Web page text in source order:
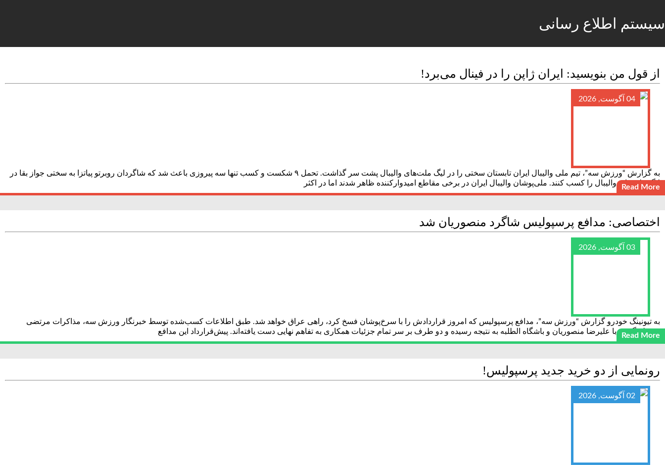
سیستم اطلاع رسانی
از قول من بنویسید: ایران ژاپن را در فینال می‌برد!
04 آگوست, 2026
به گزارش “ورزش سه”، تیم ملی والیبال ایران تابستان سختی را در لیگ ملت‌های والیبال پشت سر گذاشت. تحمل ٩ شکست و کسب تنها سه پیروزی باعث شد که شاگردان روبرتو پیاتزا به سختی جواز بقا در
لیگ ملت‌های والیبال را کسب کنند. ملی‌پوشان والیبال ایران در برخی مقاطع امیدوارکننده ظاهر شدند اما در اکثر
Read More
اختصاصی: مدافع پرسپولیس شاگرد منصوریان شد
03 آگوست, 2026
به تیونینگ خودرو گزارش “ورزش سه”، مدافع پرسپولیس که امروز قراردادش را با سرخ‌پوشان فسخ کرد، راهی عراق خواهد شد. طبق اطلاعات کسب‌شده توسط خبرنگار ورزش سه، مذاکرات مرتضی
پورعلی‌گنجی با علیرضا منصوریان و باشگاه الطلبه به نتیجه رسیده و دو طرف بر سر تمام جزئیات همکاری به تفاهم نهایی دست یافته‌اند. پیش‌قرارداد این مدافع
Read More
رونمایی از دو خرید جدید پرسپولیس!
02 آگوست, 2026